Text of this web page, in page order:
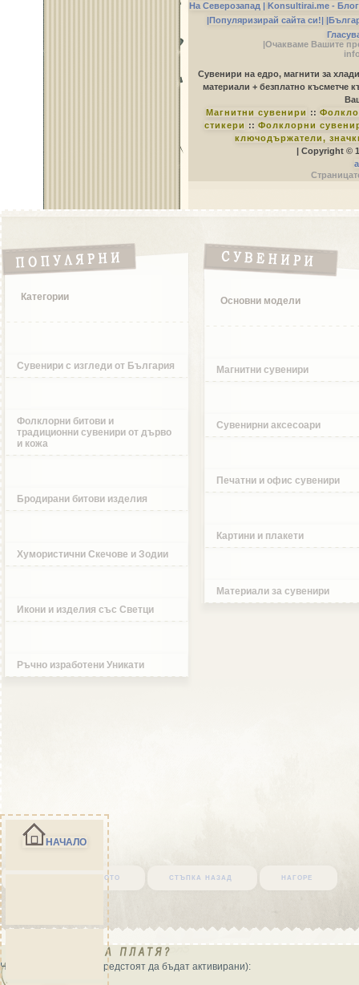
На Северозапад | Konsultirai.me -
|Популяризирай сайта си!|
|Очакваме Вашите
Сувенири на едро, магнити за
материали + безплатно късметче
Магнитни сувенири ::
стикери :: Фолклорни
ключодържатели,
| Copyright ©
Категории
Сувенири с изгледи от България
Фолклорни битови и
традиционни сувенири от дърво
и кожа
Бродирани битови изделия
Хумористични Скечове и Зодии
Икони и изделия със Светци
Ръчно изработени Уникати
Основни модели
Магнитни сувенири
Сувенирни аксесоари
Печатни и офис сувенири
Картини и плакети
Материали за сувенири
върни се в началото стъпка назад нагоре
Начини на плащане (предстоят да бъдат активирани):
НАЧАЛО